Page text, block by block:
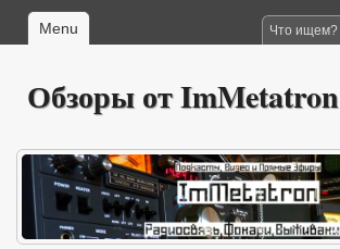
Menu
Обзоры от ImMetatron